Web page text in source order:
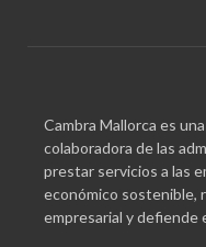
Cambra Mallorca es
colaboradora de las
prestar servicios a las
económico sostenible,
empresarial y defiende